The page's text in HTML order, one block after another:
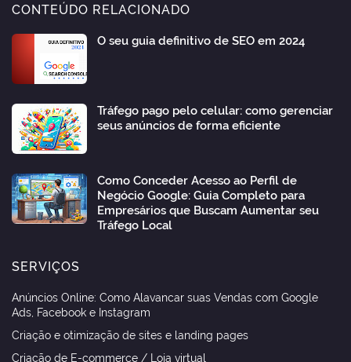
CONTEÚDO RELACIONADO
O seu guia definitivo de SEO em 2024
Tráfego pago pelo celular: como gerenciar
seus anúncios de forma eficiente
Como Conceder Acesso ao Perfil de
Negócio Google: Guia Completo para
Empresários que Buscam Aumentar seu
Tráfego Local
SERVIÇOS
Anúncios Online: Como Alavancar suas Vendas com Google
Ads, Facebook e Instagram
Criação e otimização de sites e landing pages
Criação de E-commerce / Loja virtual